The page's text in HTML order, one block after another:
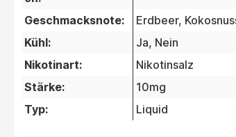
Geschmacksnote: Erdbeer,
Kühl:
Ja, Nein
Nikotinart:
Nikotinsalz
Stärke:
10mg
Typ:
Liquid